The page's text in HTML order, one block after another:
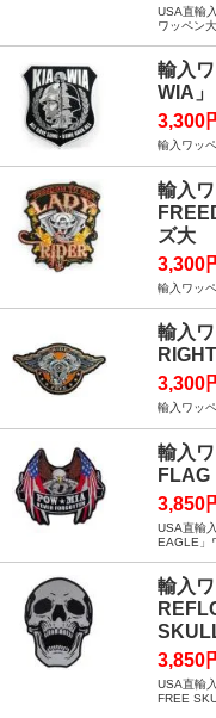
USA直輸
ワッペン大
輸入
WIA
3,300
輸入ワッ
輸入
ズ大
3,300
輸入ワッ
輸入
3,300
輸入ワッ
輸入
3,850
USA直輸
EAGLE」
輸入
3,850
USA直輸
FREE